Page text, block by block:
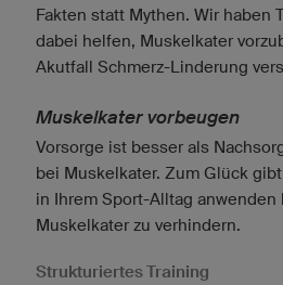
Fakten statt Mythen. Wir haben
dabei helfen, Muskelkater
Akutfall Schmerz-Linderung
Muskelkater vorbeugen
Vorsorge ist besser als
bei Muskelkater. Zum Glück
in Ihrem Sport-Alltag anwenden
Muskelkater zu verhindern.
Strukturiertes Training